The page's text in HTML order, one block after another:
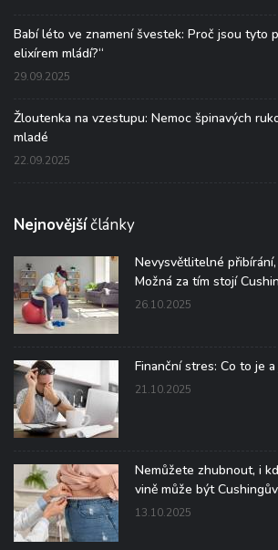
Babí léto ve znamení švestek: Proč jsou tyto
elixírem mládí?“
29.09.2025
Žloutenka na vzestupu: Nemoc špinavých
mladé
22.09.2025
Nejnovějšíčlánky
Nevysvětlitelné
Možná za tím stojí
26.10.2025
Finanční stres: Co to je
21.10.2025
Nemůžete zhubnout, i
vině může být
13.10.2025